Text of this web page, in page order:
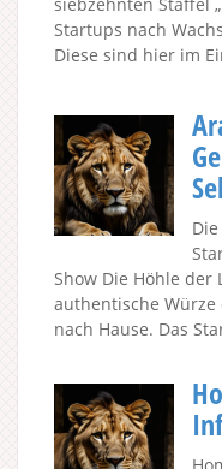
Startups nach
Diese sind hier im
Show Die Höhle
authentische
nach Hause. Das